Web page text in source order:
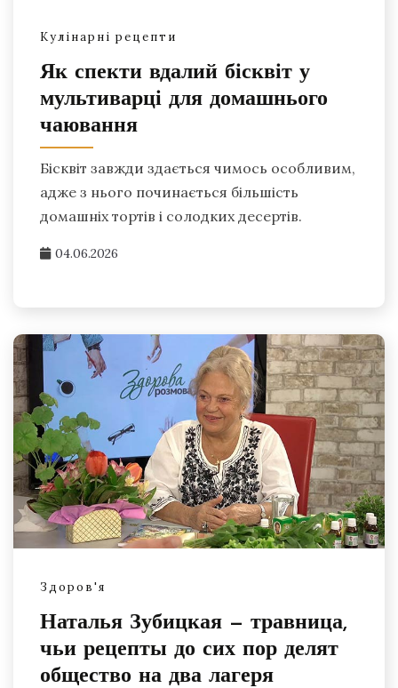
Кулінарні рецепти
Як спекти вдалий бісквіт у
мультиварці для домашнього
чаювання
Бісквіт завжди здається чимось особливим,
адже з нього починається більшість
домашніх тортів і солодких десертів.
04.06.2026
Здоров'я
Наталья Зубицкая — травница,
чьи рецепты до сих пор делят
общество на два лагеря